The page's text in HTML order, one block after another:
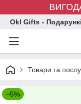
Okl Gifts -
Товари та
–5%